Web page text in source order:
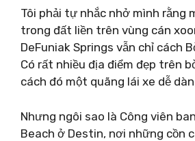
Tôi phải tự nhắc nhở mình rằng
trong đất liền trên vùng cán
DeFuniak Springs vẫn chỉ cách
Có rất nhiều địa điểm đẹp trên
cách đó một quãng lái xe dễ
Nhưng ngôi sao là Công viên
Beach ở Destin, nơi những cồn